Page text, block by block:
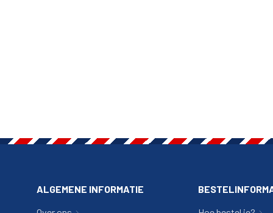
ALGEMENE INFORMATIE